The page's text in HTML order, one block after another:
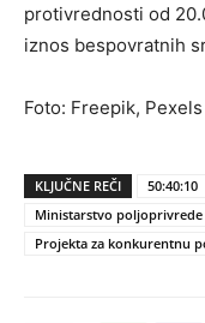
protivrednosti od
iznos bespovratnih
Foto: Freepik, Pexels
KLJUČNE REČI 50:40:10
Ministarstvo
Projekta za konkurentnu